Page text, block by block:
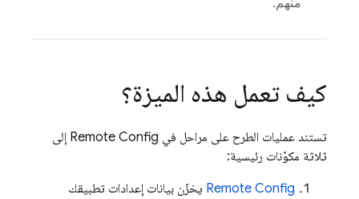
منهم.
كيف تعمل هذه الميزة؟
تستند عمليات الطرح على مراحل في Remote Config إلى
ثلاثة مكوّنات رئيسية:
Remote Config يخزّن بيانات إعدادات تطبيقك